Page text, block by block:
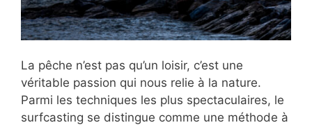
La pêche n’est pas qu’un loisir, c’est une
véritable passion qui nous relie à la nature.
Parmi les techniques les plus spectaculaires, le
surfcasting se distingue comme une méthode à